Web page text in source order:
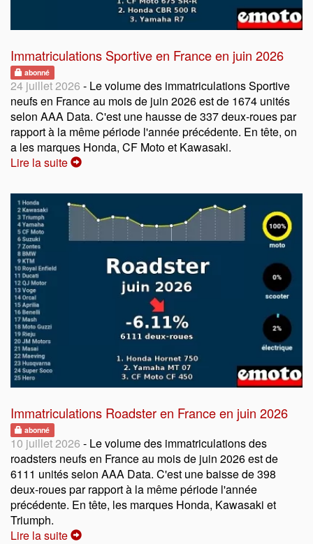
Immatriculations Sportive en France en juin 2026
abonné
24 juillet 2026 - Le volume des immatriculations Sportive
neufs en France au mois de juin 2026 est de 1674 unités
selon AAA Data. C'est une hausse de 337 deux-roues par
rapport à la même période l'année précédente. En tête, on
a les marques Honda, CF Moto et Kawasaki.
Lire la suite
Immatriculations Roadster en France en juin 2026
abonné
10 juillet 2026 - Le volume des immatriculations des
roadsters neufs en France au mois de juin 2026 est de
6111 unités selon AAA Data. C'est une baisse de 398
deux-roues par rapport à la même période l'année
précédente. En tête, les marques Honda, Kawasaki et
Triumph.
Lire la suite